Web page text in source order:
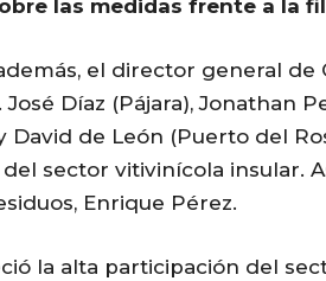
las medidas frente a la
el director general de
Díaz (Pájara), Jonathan
David de León (Puerto del
sector vitivinícola insular.
Enrique Pérez.
la alta participación del